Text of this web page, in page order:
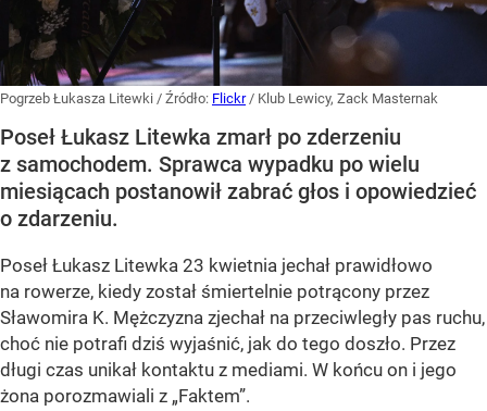
Pogrzeb Łukasza Litewki / Źródło: Flickr / Klub Lewicy, Zack Masternak
Poseł Łukasz Litewka zmarł po zderzeniu
z samochodem. Sprawca wypadku po wielu
miesiącach postanowił zabrać głos i opowiedzieć
o zdarzeniu.
Poseł Łukasz Litewka 23 kwietnia jechał prawidłowo
na rowerze, kiedy został śmiertelnie potrącony przez
Sławomira K. Mężczyzna zjechał na przeciwległy pas ruchu,
choć nie potrafi dziś wyjaśnić, jak do tego doszło. Przez
długi czas unikał kontaktu z mediami. W końcu on i jego
żona porozmawiali z „Faktem”.